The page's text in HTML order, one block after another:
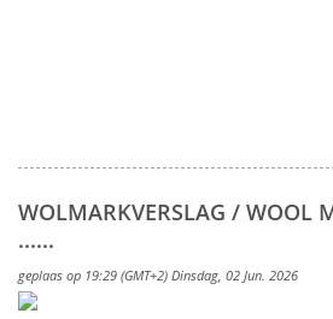
WOLMARKVERSLAG / WOOL
......
geplaas op 19:29 (GMT+2) Dinsdag, 02 Jun. 2026